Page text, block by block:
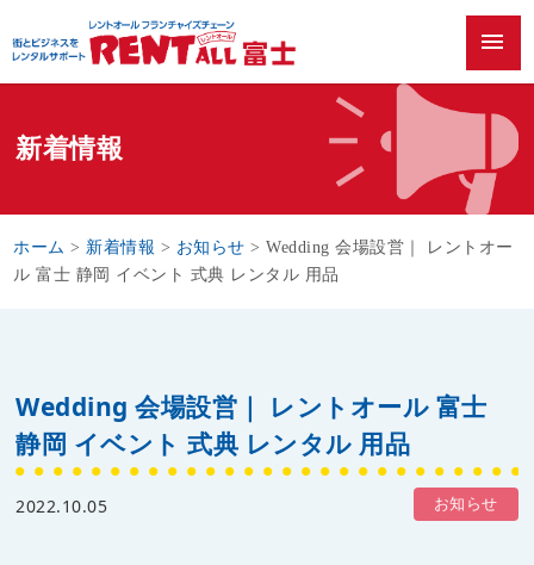
menu
新着情報
ホーム > 新着情報 > お知らせ >Wedding 会場設営｜ レントオー
ル 富士 静岡 イベント 式典 レンタル 用品
Wedding 会場設営｜ レントオール 富士
静岡 イベント 式典 レンタル 用品
2022.10.05 お知らせ